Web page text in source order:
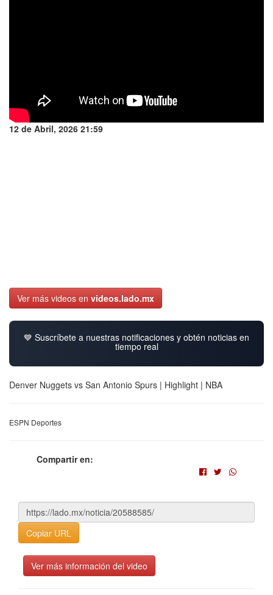
12 de Abril, 2026 21:59
Ver más videos en videos.lado.mx
💙 Suscríbete a nuestras notificaciones y obtén noticias en
tiempo real
Denver Nuggets vs San Antonio Spurs | Highlight | NBA
ESPN Deportes
Compartir en:
Copiar URL
Ver más información del video